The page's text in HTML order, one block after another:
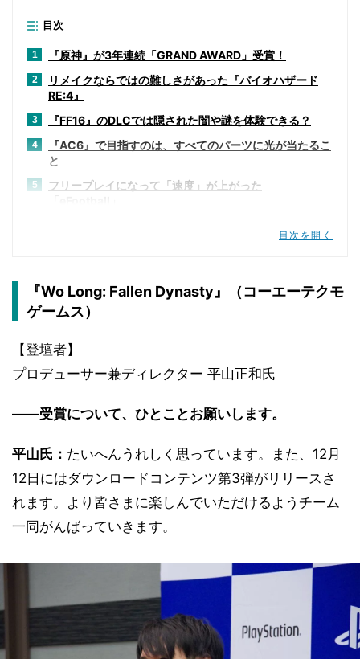
目次
1 『原神』が3年連続「GRAND AWARD」受賞！
2
リメイクならではの難しさがあった『バイオハザード
RE:4』
3 『FF16』のDLCでは隠された闇や謎を体験できる？
4
『AC6』で目指すのは、すべてのパーツに光が当たるこ
と
5
フリープレイになって「速度」が上がった
8
物語は何年経っても色あせない『クライシスコア リユニ
オン』
でほしい」
10
「ドミトレスク夫人」のスケール感を間近で味わえる
目次を開く
『Wo Long: Fallen Dynasty』（コーエーテクモ
ゲームス）
【登壇者】
プロデューサー兼ディレクター 平山正和氏
――受賞について、ひとことお願いします。
平山氏： たいへんうれしく思っています。また、12月
12日にはダウンロードコンテンツ第3弾がリリースさ
れます。より皆さまに楽しんでいただけるようチーム
一同がんばっていきます。